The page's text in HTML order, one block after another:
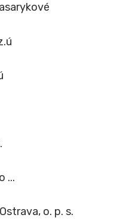
...
o. p. s.